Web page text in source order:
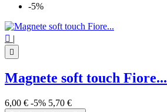
-5%
 |

Magnete soft touch Fiore...
6,00 € -5% 5,70 €